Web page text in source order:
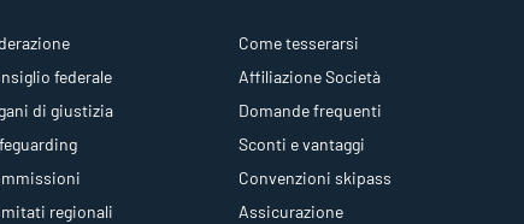
federale
di giustizia
regionali
Come tesserarsi
Affiliazione Società
Domande frequenti
Sconti e vantaggi
Convenzioni skipass
Assicurazione